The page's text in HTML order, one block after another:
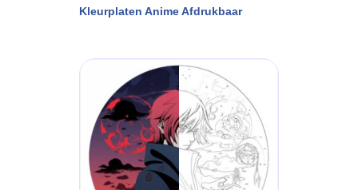
Kleurplaten Anime Afdrukbaar